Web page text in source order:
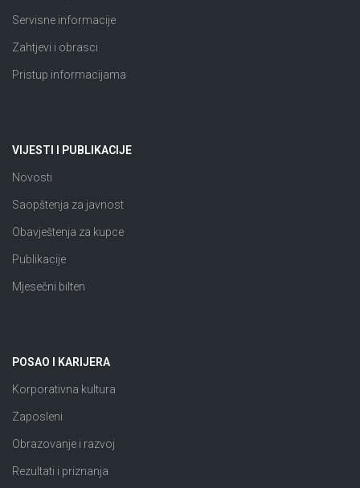
Servisne informacije
Zahtjevi i obrasci
Pristup informacijama
VIJESTI I PUBLIKACIJE
Novosti
Saopštenja za javnost
Obavještenja za kupce
Publikacije
Mjesečni bilten
POSAO I KARIJERA
Korporativna kultura
Zaposleni
Obrazovanje i razvoj
Rezultati i priznanja